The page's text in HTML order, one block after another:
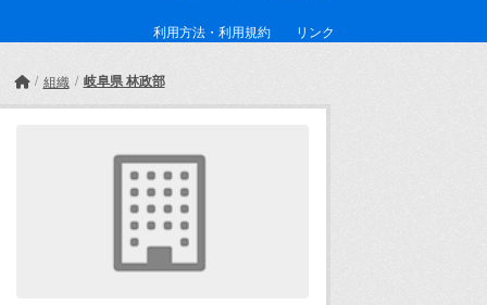
利用方法・利用規約 リンク
組織 岐阜県 林政部